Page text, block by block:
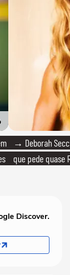
→ Deborah
que pede quase
Discover.